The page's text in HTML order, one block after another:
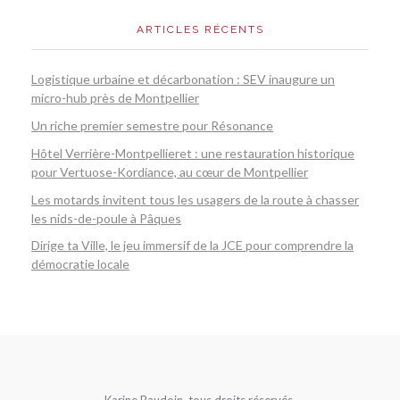
ARTICLES RÉCENTS
Logistique urbaine et décarbonation : SEV inaugure un
micro-hub près de Montpellier
Un riche premier semestre pour Résonance
Hôtel Verrière-Montpellieret : une restauration historique
pour Vertuose-Kordiance, au cœur de Montpellier
Les motards invitent tous les usagers de la route à chasser
les nids-de-poule à Pâques
Dirige ta Ville, le jeu immersif de la JCE pour comprendre la
démocratie locale